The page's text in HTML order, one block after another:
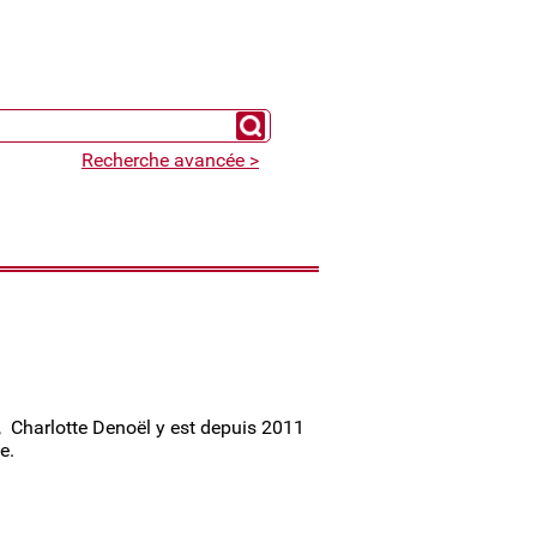
Chercher un expert
Recherche avancée >
Denoël y est depuis 2011